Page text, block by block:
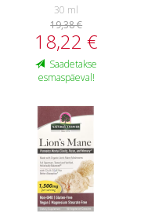
30 ml
19,38 €
18,22 €
Saadetakse
esmaspäeval!